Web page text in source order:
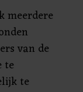
meerdere
van de
te
te